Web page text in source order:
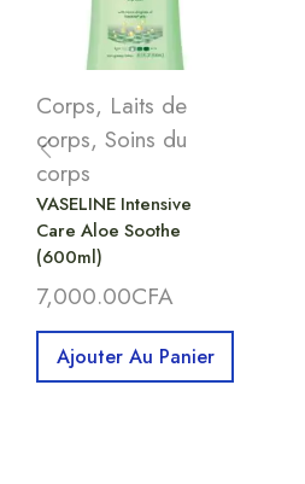
Corps, Laits de
corps, Soins du
corps
VASELINE Intensive
Care Aloe Soothe
(600ml)
7,000.00CFA
Ajouter Au Panier